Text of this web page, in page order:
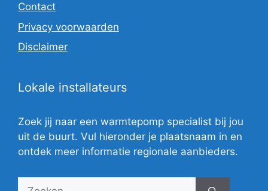
Contact
Privacy voorwaarden
Disclaimer
Lokale installateurs
Zoek jij naar een warmtepomp specialist bij jou
uit de buurt. Vul hieronder je plaatsnaam in en
ontdek meer informatie regionale aanbieders.
Zoek